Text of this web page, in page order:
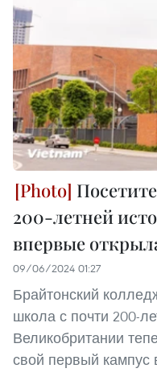
200-летней
впервые
09/06/2024 01:27
Брайтонский
школа с почти 200-
Великобритании
свой первый кампус